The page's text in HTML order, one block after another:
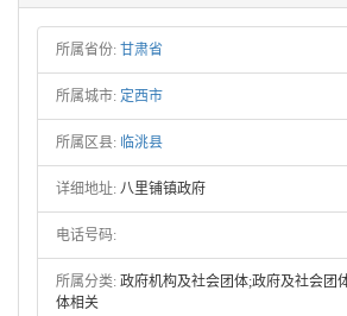
所属省份: 甘肃省
所属城市: 定西市
所属区县: 临洮县
详细地址: 八里铺镇政府
电话号码:
所属分类: 政府机构及社会团体;政府及社会团
体相关